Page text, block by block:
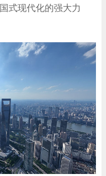
式现代化的强大力